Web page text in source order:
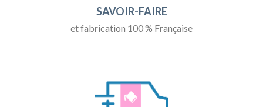
SAVOIR-FAIRE
et fabrication 100 % Française